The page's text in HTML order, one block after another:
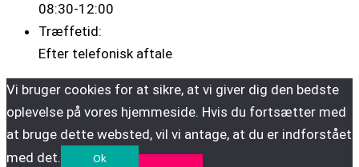
08:30-12:00
Træffetid:
Efter telefonisk aftale
Vi bruger cookies for at sikre, at vi giver dig den bedste
oplevelse på vores hjemmeside. Hvis du fortsætter med
at bruge dette websted, vil vi antage, at du er indforstået
med det.
Ok